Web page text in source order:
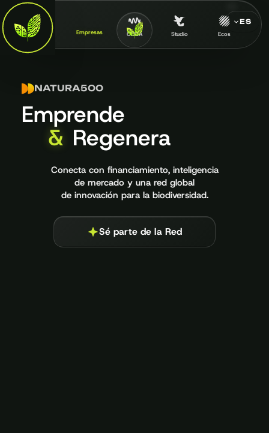
Inicio Empresas CEIBA Studio Ecos
ES
NATURA500
Emprende
& Regenera
Conecta con financiamiento, inteligencia
de mercado y una red global
de innovación para la biodiversidad.
Sé parte de la Red